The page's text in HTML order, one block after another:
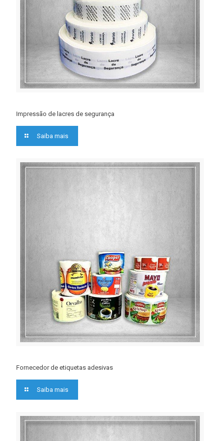
Impressão de lacres de segurança
Saiba mais
Fornecedor de etiquetas adesivas
Saiba mais